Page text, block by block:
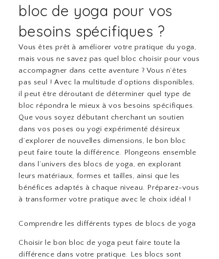
bloc de yoga pour vos
besoins spécifiques ?
Vous êtes prêt à améliorer votre pratique du yoga,
mais vous ne savez pas quel bloc choisir pour vous
accompagner dans cette aventure ? Vous n’êtes
pas seul ! Avec la multitude d’options disponibles,
il peut être déroutant de déterminer quel type de
bloc répondra le mieux à vos besoins spécifiques.
Que vous soyez débutant cherchant un soutien
dans vos poses ou yogi expérimenté désireux
d’explorer de nouvelles dimensions, le bon bloc
peut faire toute la différence. Plongeons ensemble
dans l’univers des blocs de yoga, en explorant
leurs matériaux, formes et tailles, ainsi que les
bénéfices adaptés à chaque niveau. Préparez-vous
à transformer votre pratique avec le choix idéal !
Comprendre les différents types de blocs de yoga
Choisir le bon bloc de yoga peut faire toute la
différence dans votre pratique. Les blocs sont